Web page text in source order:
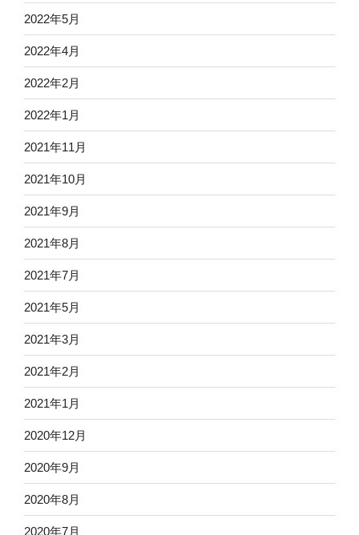
2022年5月
2022年4月
2022年2月
2022年1月
2021年11月
2021年10月
2021年9月
2021年8月
2021年7月
2021年5月
2021年3月
2021年2月
2021年1月
2020年12月
2020年9月
2020年8月
2020年7月